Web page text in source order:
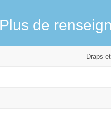
Plus de
Draps